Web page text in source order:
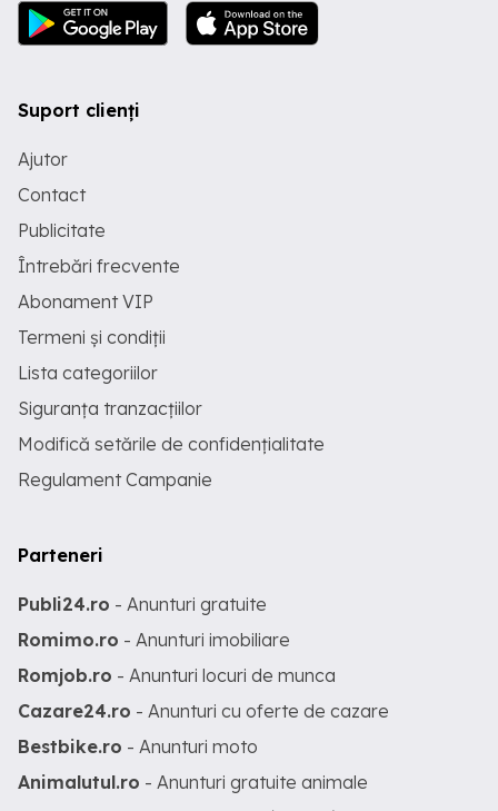
Suport clienți
Ajutor
Contact
Publicitate
Întrebări frecvente
Abonament VIP
Termeni și condiții
Lista categoriilor
Siguranța tranzacțiilor
Modifică setările de confidențialitate
Regulament Campanie
Parteneri
Publi24.ro - Anunturi gratuite
Romimo.ro - Anunturi imobiliare
Romjob.ro - Anunturi locuri de munca
Cazare24.ro - Anunturi cu oferte de cazare
Bestbike.ro - Anunturi moto
Animalutul.ro - Anunturi gratuite animale